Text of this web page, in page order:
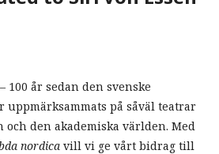
100 år sedan den svenske
uppmärksammats på såväl teatrar
och den akademiska världen. Med
nordica vill vi ge vårt bidrag till